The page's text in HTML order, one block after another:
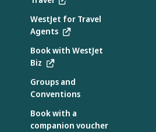
WestJet for Travel
Agents
Book with WestJet
Biz
Groups and
Conventions
Book with a
companion voucher